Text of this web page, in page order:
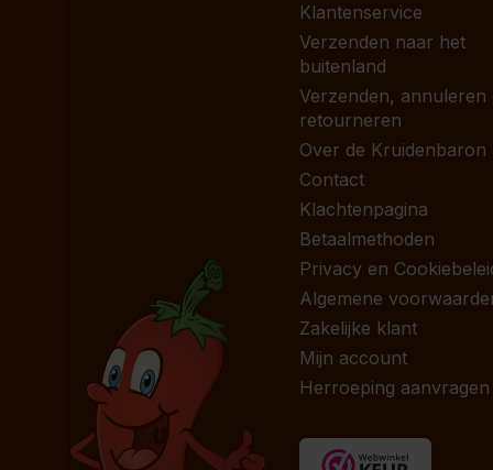
Klantenservice
Verzenden naar het
buitenland
Verzenden, annuleren
retourneren
Over de Kruidenbaron
Contact
Klachtenpagina
Betaalmethoden
Privacy en
Algemene
Zakelijke klant
Mijn account
Herroeping aanvragen